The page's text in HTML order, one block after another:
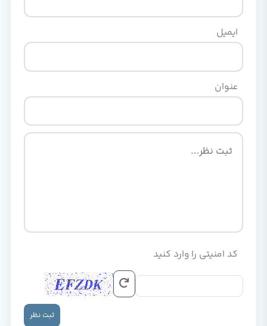
ایمیل
عنوان
کد امنیتی را وارد کنید
ثبت نظر